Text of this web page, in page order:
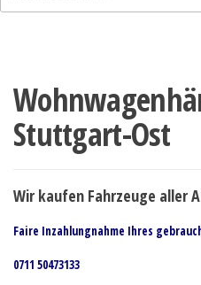
Stuttgart-Ost
Wir kaufen Fahrzeuge aller
Faire Inzahlungnahme Ihres
0711 50473133